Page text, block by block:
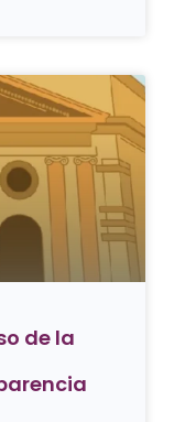
de la